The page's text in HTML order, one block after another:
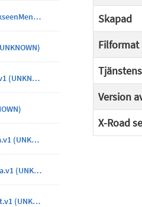
HaeElaintenpitajanHavitykseenMenneetElaimet.v1 (UNKNOWN)
HaeElaimenSijaintitiedot.v1 (UNKNOWN)
PeruutaHavitysTapahtuma.v1 (UNKNOWN)
TalletaLoytymisTapahtuma.v1 (UNKNOWN)
HaeElaintenpitajanElaimet.v1 (UNKNOWN)
Skapad
Filformat
Version
X-Road